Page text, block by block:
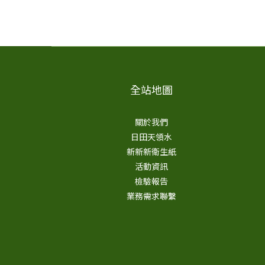
全站地圖
關於我們
日田天領水
新新新衛生紙
活動資訊
檢驗報告
業務需求聯繫